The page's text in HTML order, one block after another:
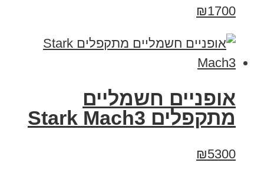
₪1700
‏אופניים חשמליים
‏מתקפלים Stark Mach3
₪5300